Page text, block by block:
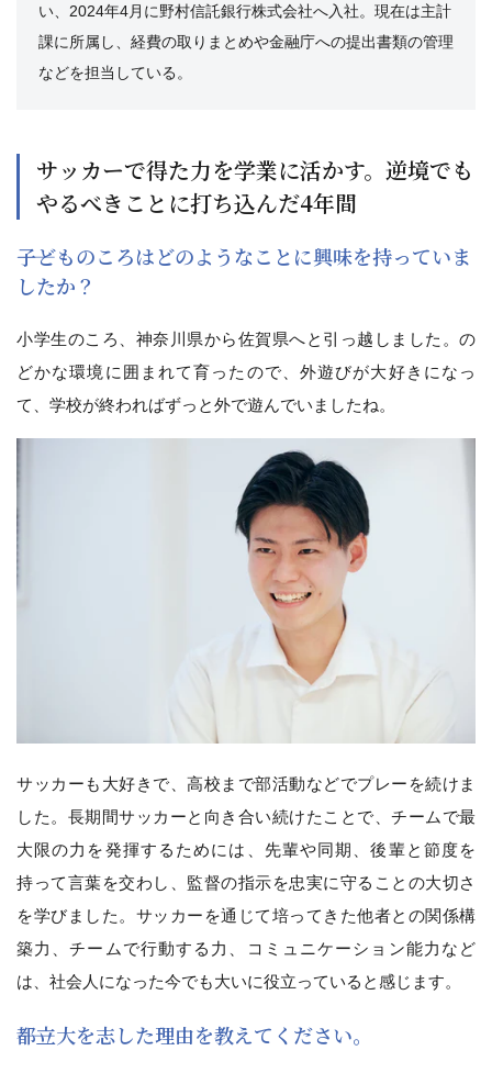
い、2024年4月に野村信託銀行株式会社へ入社。現在は主計
課に所属し、経費の取りまとめや金融庁への提出書類の管理
などを担当している。
サッカーで得た力を学業に活かす。逆境でも
やるべきことに打ち込んだ4年間
――子どものころはどのようなことに興味を持っていま
したか？
小学生のころ、神奈川県から佐賀県へと引っ越しました。の
どかな環境に囲まれて育ったので、外遊びが大好きになっ
て、学校が終わればずっと外で遊んでいましたね。
サッカーも大好きで、高校まで部活動などでプレーを続けま
した。長期間サッカーと向き合い続けたことで、チームで最
大限の力を発揮するためには、先輩や同期、後輩と節度を
持って言葉を交わし、監督の指示を忠実に守ることの大切さ
を学びました。サッカーを通じて培ってきた他者との関係構
築力、チームで行動する力、コミュニケーション能力など
は、社会人になった今でも大いに役立っていると感じます。
――都立大を志した理由を教えてください。